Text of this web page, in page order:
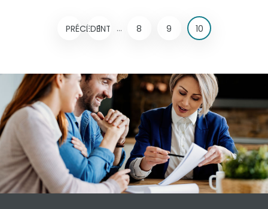
PRÉCÉDENT
1 ... 8 9 10